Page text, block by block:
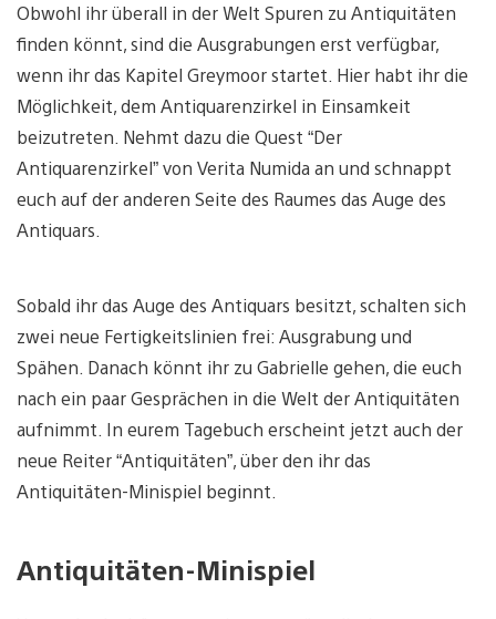
Obwohl ihr überall in der Welt Spuren zu Antiquitäten
finden könnt, sind die Ausgrabungen erst verfügbar,
wenn ihr das Kapitel Greymoor startet. Hier habt ihr die
Möglichkeit, dem Antiquarenzirkel in Einsamkeit
beizutreten. Nehmt dazu die Quest “Der
Antiquarenzirkel” von Verita Numida an und schnappt
euch auf der anderen Seite des Raumes das Auge des
Antiquars.
Sobald ihr das Auge des Antiquars besitzt, schalten sich
zwei neue Fertigkeitslinien frei: Ausgrabung und
Spähen. Danach könnt ihr zu Gabrielle gehen, die euch
nach ein paar Gesprächen in die Welt der Antiquitäten
aufnimmt. In eurem Tagebuch erscheint jetzt auch der
neue Reiter “Antiquitäten”, über den ihr das
Antiquitäten-Minispiel beginnt.
Antiquitäten-Minispiel